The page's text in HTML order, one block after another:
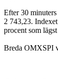
Efter 30
2 743,23.
procent som
Breda OMXSPI